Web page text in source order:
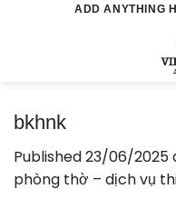
ADD ANYTHING
bkhnk
Published23/06/2025
phòng thờ – dịch vụ